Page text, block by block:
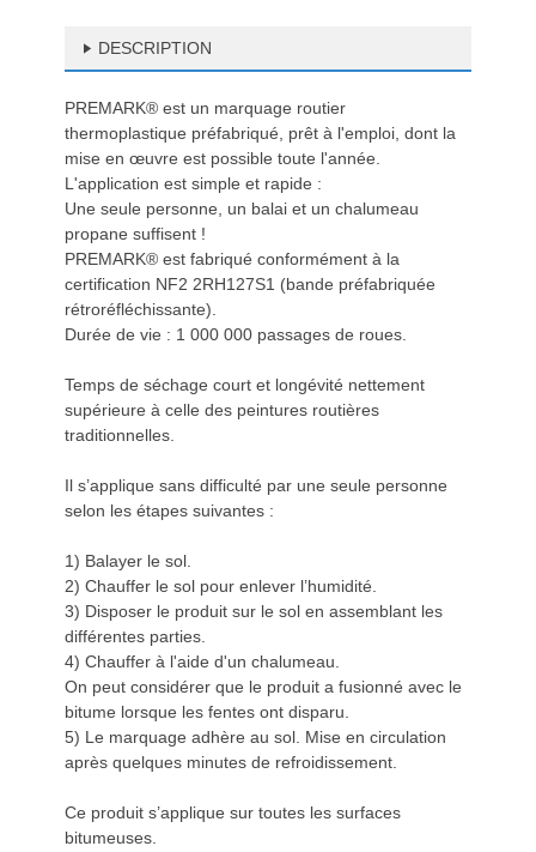
DESCRIPTION
PREMARK® est un marquage routier
thermoplastique préfabriqué, prêt à l'emploi, dont la
mise en œuvre est possible toute l'année.
L'application est simple et rapide :
Une seule personne, un balai et un chalumeau
propane suffisent !
PREMARK® est fabriqué conformément à la
certification NF2 2RH127S1 (bande préfabriquée
rétroréfléchissante).
Durée de vie : 1 000 000 passages de roues.
Temps de séchage court et longévité nettement
supérieure à celle des peintures routières
traditionnelles.
Il s’applique sans difficulté par une seule personne
selon les étapes suivantes :
1) Balayer le sol.
2) Chauffer le sol pour enlever l’humidité.
3) Disposer le produit sur le sol en assemblant les
différentes parties.
4) Chauffer à l'aide d'un chalumeau.
On peut considérer que le produit a fusionné avec le
bitume lorsque les fentes ont disparu.
5) Le marquage adhère au sol. Mise en circulation
après quelques minutes de refroidissement.
Ce produit s’applique sur toutes les surfaces
bitumeuses.